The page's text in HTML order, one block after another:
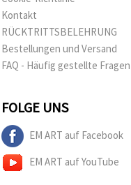
Kontakt
RÜCKTRITTSBELEHRUNG
Bestellungen und Versand
FAQ - Häufig gestellte Fragen
FOLGE UNS
EM ART auf Facebook
EM ART auf YouTube